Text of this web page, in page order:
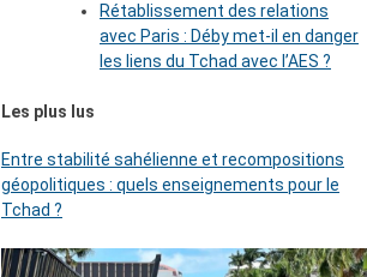
Rétablissement des relations
avec Paris : Déby met-il en danger
les liens du Tchad avec l’AES ?
Les plus lus
Entre stabilité sahélienne et recompositions
géopolitiques : quels enseignements pour le
Tchad ?